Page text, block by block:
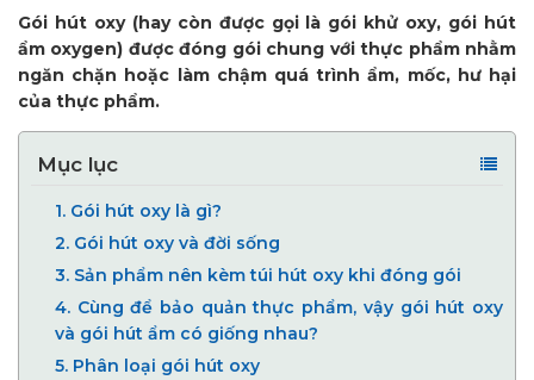
Gói hút oxy (hay còn được gọi là gói khử oxy, gói hút
ẩm oxygen) được đóng gói chung với thực phẩm nhằm
ngăn chặn hoặc làm chậm quá trình ẩm, mốc, hư hại
của thực phẩm.
Mục lục
1. Gói hút oxy là gì?
2. Gói hút oxy và đời sống
3. Sản phẩm nên kèm túi hút oxy khi đóng gói
4. Cùng để bảo quản thực phẩm, vậy gói hút oxy
và gói hút ẩm có giống nhau?
5. Phân loại gói hút oxy